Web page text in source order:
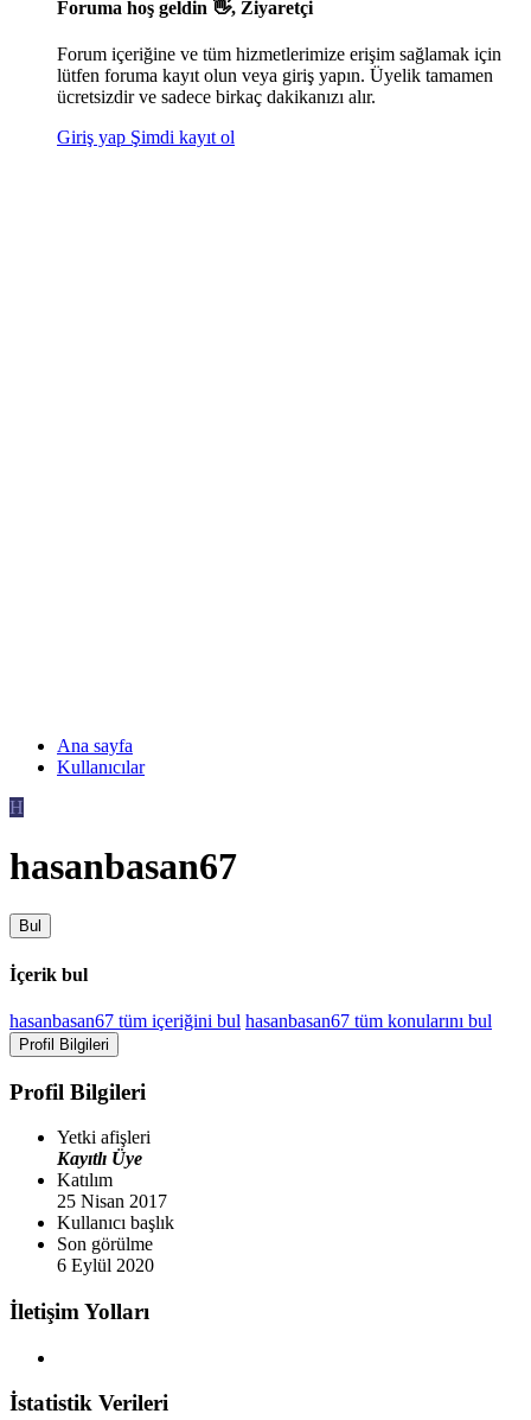
Foruma hoş geldin 👋, Ziyaretçi
Forum içeriğine ve tüm hizmetlerimize erişim sağlamak için
lütfen foruma kayıt olun veya giriş yapın. Üyelik tamamen
ücretsizdir ve sadece birkaç dakikanızı alır.
Giriş yap Şimdi kayıt ol
Ana sayfa
Kullanıcılar
H
hasanbasan67
Bul
İçerik bul
hasanbasan67 tüm içeriğini bul hasanbasan67 tüm konularını bul
Profil Bilgileri
Profil Bilgileri
Yetki afişleri
Kayıtlı Üye
Katılım
25 Nisan 2017
Kullanıcı başlık
Son görülme
6 Eylül 2020
İletişim Yolları
İstatistik Verileri